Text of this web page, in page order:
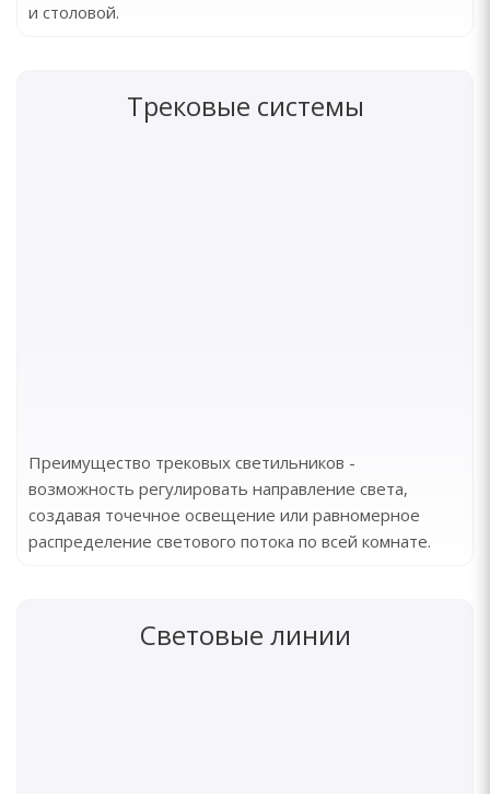
и столовой.
Трековые системы
Преимущество трековых светильников -
возможность регулировать направление света,
создавая точечное освещение или равномерное
распределение светового потока по всей комнате.
Световые линии